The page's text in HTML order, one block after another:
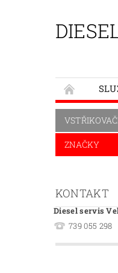
ZNAČKY
KONTAKT
Diesel servis
739 055 298